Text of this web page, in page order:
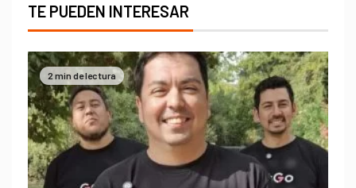
TE PUEDEN INTERESAR
2 min de lectura